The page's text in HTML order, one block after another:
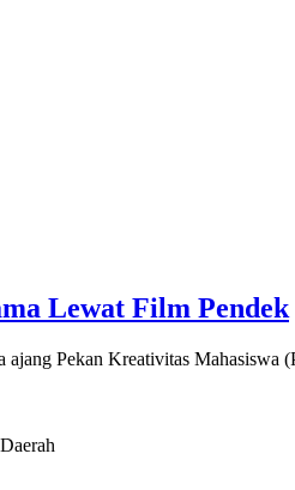
Lewat Film Pendek
ajang Pekan Kreativitas Mahasiswa